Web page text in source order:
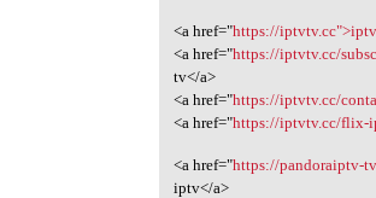
<a href="https://iptvtv.cc">iptv
<a href="https://iptvtv.cc/
tv</a>
<a href="https://iptvtv.cc/
<a href="https://iptvtv.cc/flix-
<a href="https://pandoraiptv-
iptv</a>